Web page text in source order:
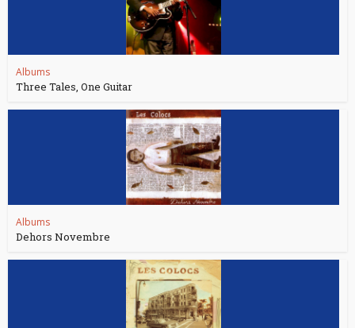
Albums
Three Tales, One Guitar
Albums
Dehors Novembre